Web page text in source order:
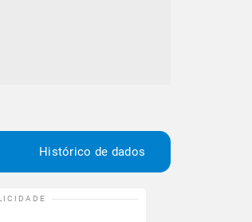
Histórico de dados